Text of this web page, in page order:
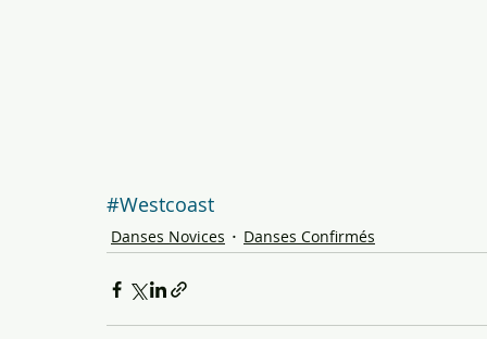
#Westcoast
Danses Novices Danses Confirmés